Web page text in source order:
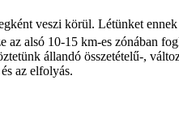
veszi körül. Létünket
az alsó 10-15 km-es zónában
állandó összetételű-,
az elfolyás.